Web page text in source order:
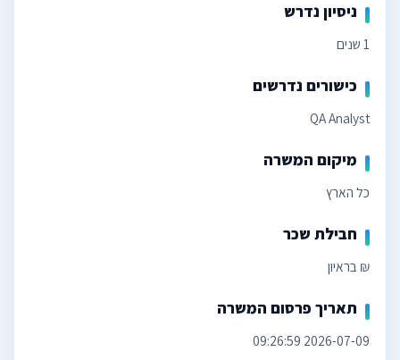
ניסיון נדרש
1 שנים
כישורים נדרשים
QA Analyst
מיקום המשרה
כל הארץ
חבילת שכר
₪ בראיון
תאריך פרסום המשרה
2026-07-09 09:26:59